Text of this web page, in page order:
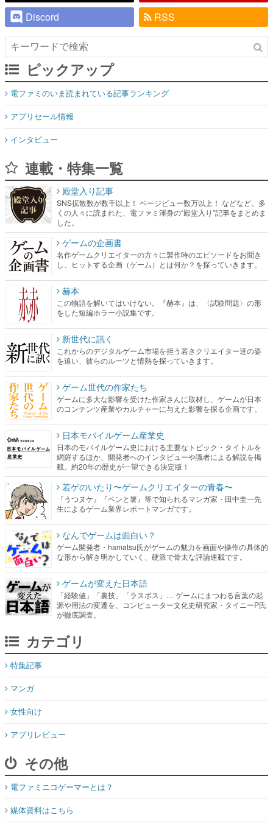
Discord
RSS
ピックアップ
電ファミのいま読まれている記事ランキング
アプリセール情報
インタビュー
連載・特集一覧
殿堂入り記事
SNS拡散数が数千以上！ ページビュー数万以上！ などなど。多
くの人々に読まれた、電ファミ渾身の“殿堂入り”記事をまとめま
した。
ゲームの企画書
名作ゲームクリエイターの方々に製作時のエピソードをお聞き
し、ヒットする企画（ゲーム）とは何か？を探っていきます。
赫本
この物語を解いてはいけない。『赫本』は、〈試験問題〉の形
をした短編ホラー小説集です。
新世代に訊く
これからのデジタルゲーム市場を担う若きクリエイター達の姿
を追い、彼らのルーツと情熱を探っていきます。
ゲーム世代の作家たち
ゲームに多大な影響を受けた作家さんに取材し、ゲームが日本
のコンテンツ産業やカルチャーに与えた影響を探る企画です。
日本モバイルゲーム産業史
日本のモバイルゲーム史における主要なトピック・タイトルを
網羅するほか、開発者へのインタビューや識者による解説を掲
載。約20年の歴史が一望できる決定版！
若ゲのいたり〜ゲームクリエイターの青春〜
『うつヌケ』『ペンと箸』等で知られるマンガ家・田中圭一先
生によるゲーム業界レポートマンガです。
なんでゲームは面白い？
ゲーム開発者・hamatsu氏がゲームの魅力を画面や操作の具体的
な形から解き明かしていく、硬派で骨太な評論連載です。
ゲームが変えた日本語
「経験値」「裏技」「ラスボス」… ゲームにまつわる言葉の起
源や用法の変遷を、コンピューター文化史研究家・タイニーP氏
が徹底調査。
カテゴリ
特集記事
マンガ
女性向け
アプリレビュー
その他
電ファミニコゲーマーとは？
媒体資料はこちら